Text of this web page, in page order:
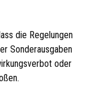
die Regelungen
Sonderausgaben
oder